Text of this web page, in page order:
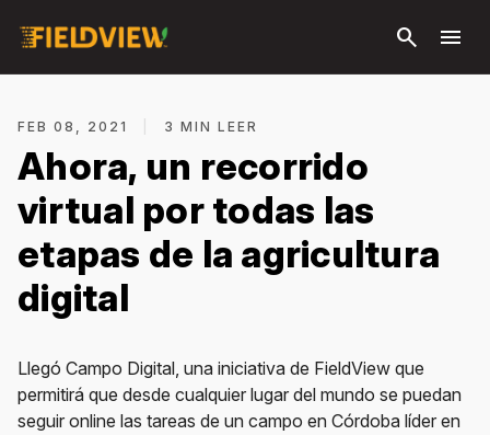
search menu
FEB 08, 2021 3 MIN LEER
Ahora, un recorrido
virtual por todas las
etapas de la agricultura
digital
Llegó Campo Digital, una iniciativa de FieldView que
permitirá que desde cualquier lugar del mundo se puedan
seguir online las tareas de un campo en Córdoba líder en